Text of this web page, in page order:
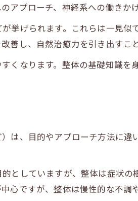
セルフケアの実践方法
タイミングとリフレッシュ効果
めての体験アドバイス
知っておきたい施術の流れ
ュニケーションで納得の体験を
なる整体の認識法
根本的な不調改善の鍵になる
みに合う整体の見極め方
アプローチ、神経系への働きか
挙げられます。これらは一見
善し、自然治癒力を引き出すこ
くなります。整体の基礎知識を
は、目的やアプローチ方法に違
としていますが、整体は症状
ですが、整体は慢性的な不調